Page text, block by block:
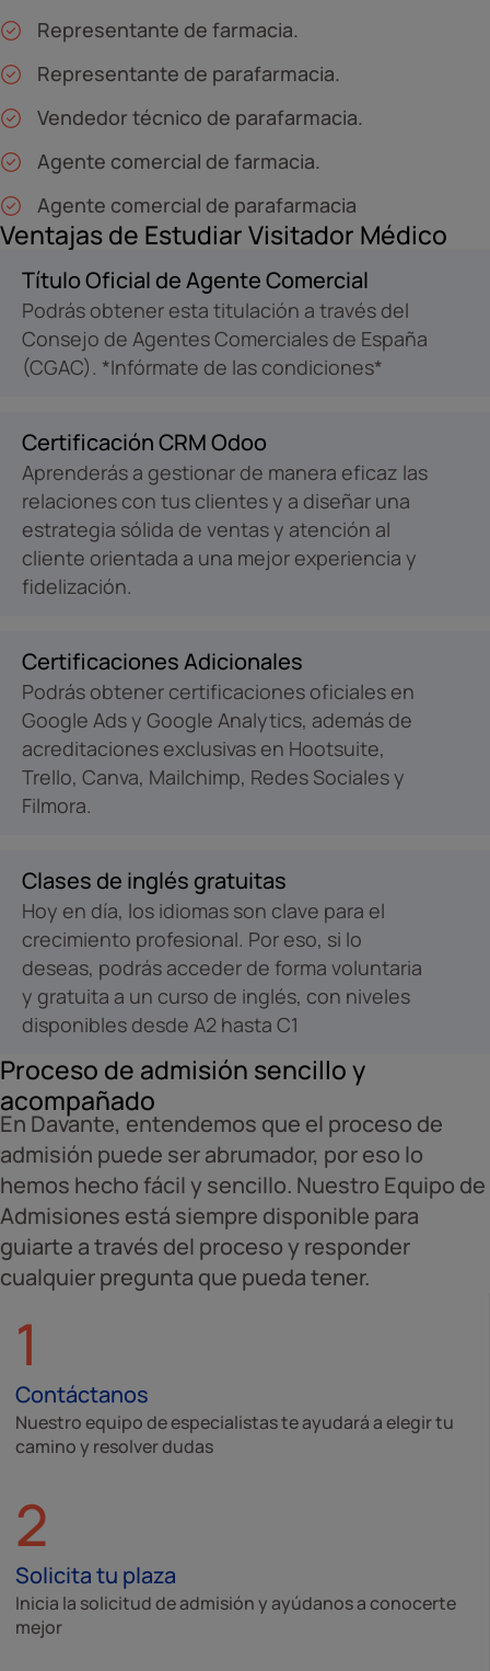
Representante de farmacia.
Representante de parafarmacia.
Vendedor técnico de parafarmacia.
Agente comercial de farmacia.
Agente comercial de parafarmacia
Ventajas de Estudiar Visitador Médico
Título Oficial de Agente Comercial
Podrás obtener esta titulación a través del
Consejo de Agentes Comerciales de España
(CGAC). *Infórmate de las condiciones*
Certificación CRM Odoo
Aprenderás a gestionar de manera eficaz las
relaciones con tus clientes y a diseñar una
estrategia sólida de ventas y atención al
cliente orientada a una mejor experiencia y
fidelización.
Certificaciones Adicionales
Podrás obtener certificaciones oficiales en
Google Ads y Google Analytics, además de
acreditaciones exclusivas en Hootsuite,
Trello, Canva, Mailchimp, Redes Sociales y
Filmora.
Clases de inglés gratuitas
Hoy en día, los idiomas son clave para el
crecimiento profesional. Por eso, si lo
deseas, podrás acceder de forma voluntaria
y gratuita a un curso de inglés, con niveles
disponibles desde A2 hasta C1
Proceso de admisión sencillo y
acompañado
En Davante, entendemos que el proceso de
admisión puede ser abrumador, por eso lo
hemos hecho fácil y sencillo. Nuestro Equipo de
Admisiones está siempre disponible para
guiarte a través del proceso y responder
cualquier pregunta que pueda tener.
1
Contáctanos
Nuestro equipo de especialistas te ayudará a elegir tu
camino y resolver dudas
2
Solicita tu plaza
Inicia la solicitud de admisión y ayúdanos a conocerte
mejor